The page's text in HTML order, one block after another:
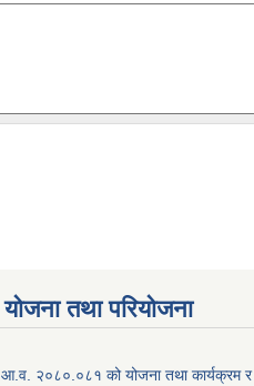
योजना तथा परियोजना
आ.व. २०८०.०८१ को योजना तथा कार्यक्रम